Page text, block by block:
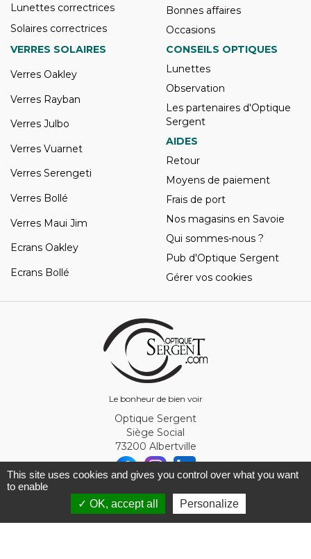
Le bonheur de bien voir
Lunettes correctrices
Solaires correctrices
Bonnes affaires
Occasions
VERRES SOLAIRES
Verres Oakley
Verres Rayban
Verres Julbo
Verres Vuarnet
Verres Serengeti
Verres Bollé
Verres Maui Jim
Ecrans Oakley
Ecrans Bollé
CONSEILS OPTIQUES
Lunettes
Observation
Les partenaires d'Optique
Sergent
AIDES
Retour
Moyens de paiement
Frais de port
Nos magasins en Savoie
Qui sommes-nous ?
Pub d'Optique Sergent
Gérer vos cookies
Optique Sergent
Siège Social
73200 Albertville
© Optique Sergent 2026 - SIRET 32993919300010
This site uses cookies and gives you control over what you want
to enable
✓ OK, accept all
Personalize